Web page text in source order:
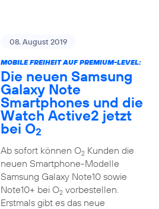
08. August 2019
MOBILE FREIHEIT AUF PREMIUM-LEVEL:
Die neuen Samsung
Galaxy Note
Smartphones und die
Watch Active2 jetzt
bei O2
Ab sofort können O2Kunden die
neuen Smartphone-Modelle
Samsung Galaxy Note10 sowie
Note10+ bei O2vorbestellen.
Erstmals gibt es das neue